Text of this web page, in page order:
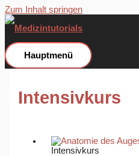
Zum Inhalt springen
Hauptmenü
Intensivkurs
Intensivkurs